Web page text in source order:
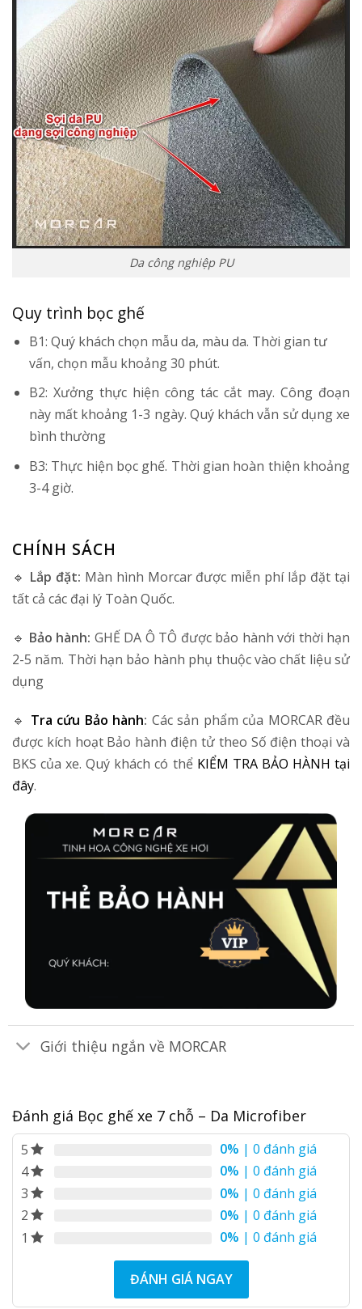
Da công nghiệp PU
Quy trình bọc ghế
B1: Quý khách chọn mẫu da, màu da. Thời gian tư
vấn, chọn mẫu khoảng 30 phút.
B2: Xưởng thực hiện công tác cắt may. Công đoạn
này mất khoảng 1-3 ngày. Quý khách vẫn sử dụng xe
bình thường
B3: Thực hiện bọc ghế. Thời gian hoàn thiện khoảng
3-4 giờ.
CHÍNH SÁCH
🔹 Lắp đặt: Màn hình Morcar được miễn phí lắp đặt tại
tất cả các đại lý Toàn Quốc.
🔹 Bảo hành: GHẾ DA Ô TÔ được bảo hành với thời hạn
2-5 năm. Thời hạn bảo hành phụ thuộc vào chất liệu sử
dụng
🔹 Tra cứu Bảo hành: Các sản phẩm của MORCAR đều
được kích hoạt Bảo hành điện tử theo Số điện thoại và
BKS của xe. Quý khách có thể KIỂM TRA BẢO HÀNH tại
đây.
Giới thiệu ngắn về MORCAR
Đánh giá Bọc ghế xe 7 chỗ – Da Microfiber
5 0% | 0 đánh giá
4
0% | 0 đánh giá
3
0% | 0 đánh giá
2
0% | 0 đánh giá
1
0% | 0 đánh giá
ĐÁNH GIÁ NGAY